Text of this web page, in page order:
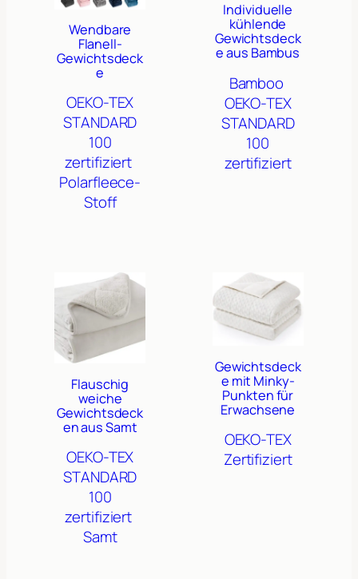
Wendbare
Flanell-
Gewichtsdeck
e
OEKO-TEX
STANDARD
100
zertifiziert
Polarfleece-
Stoff
Individuelle
kühlende
Gewichtsdeck
e aus Bambus
Bamboo
OEKO-TEX
STANDARD
100
zertifiziert
Flauschig
weiche
Gewichtsdeck
en aus Samt
OEKO-TEX
STANDARD
100
zertifiziert
Samt
Gewichtsdeck
e mit Minky-
Punkten für
Erwachsene
OEKO-TEX
Zertifiziert